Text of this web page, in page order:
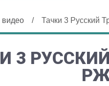
видео / Тачки 3 Русский
3